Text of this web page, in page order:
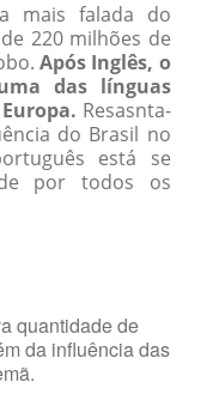
mais falada do
220 ​​milhões de
Após Inglês, o
das línguas
Resasnta-
do Brasil no
está se
por todos os
quantidade de
da influência das